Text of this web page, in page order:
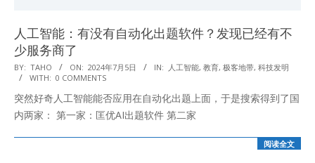
人工智能：有没有自动化出题软件？发现已经有不
少服务商了
2024-
07-
05
BY: TAHO ON: 2024年7月5日 IN: 人工智能, 教育, 极客地带, 科技发明
WITH: 0 COMMENTS
突然好奇人工智能能否应用在自动化出题上面，于是搜索得到了国
内两家： 第一家：匡优AI出题软件 第二家
阅读全文